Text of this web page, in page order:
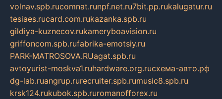
volnav.spb.rucomnat.runpf.net.ru7bit.pp.rukalugatur.ru
tesiaes.rucard.com.rukazanka.spb.ru
gildiya-kuznecov.rukameryboavision.ru
griffoncom.spb.rufabrika-emotsiy.ru
PARK-MATROSOVA.RUagat.spb.ru
avtoyurist-moskva1.ruhardware.org.ruсхема-авто.рф
dg-lab.ruangrup.rurecruiter.spb.rumusic8.spb.ru
krsk124.rukubok.spb.ruromanofforex.ru